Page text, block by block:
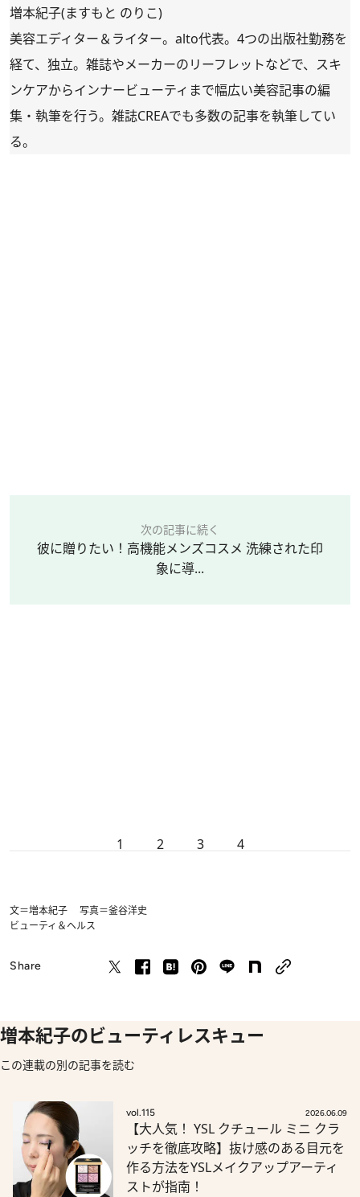
増本紀子(ますもと のりこ)
美容エディター＆ライター。alto代表。4つの出版社勤務を
経て、独立。雑誌やメーカーのリーフレットなどで、スキ
ンケアからインナービューティまで幅広い美容記事の編
集・執筆を行う。雑誌CREAでも多数の記事を執筆してい
る。
次の記事に続く
彼に贈りたい！高機能メンズコスメ 洗練された印
象に導...
1 2 3 4
文＝増本紀子 写真＝釜谷洋史
ビューティ＆ヘルス
Share
増本紀子のビューティレスキュー
この連載の別の記事を読む
vol.115 2026.06.09
【大人気！ YSL クチュール ミニ クラ
ッチを徹底攻略】抜け感のある目元を
作る方法をYSLメイクアップアーティ
ストが指南！